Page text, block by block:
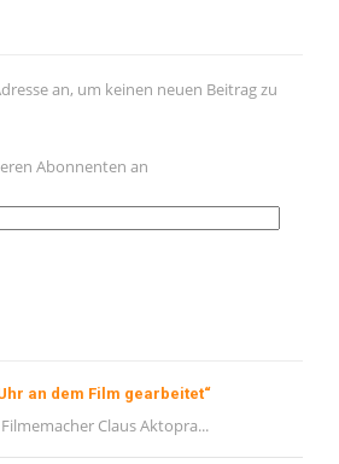
an, um keinen neuen Beitrag zu
Abonnenten an
an dem Film gearbeitet“
Claus Aktopra...